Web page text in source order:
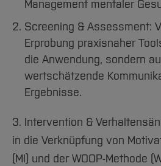
Management mentaler
Screening & Assessment:
Erprobung praxisnaher
die Anwendung, sondern
wertschätzende
Ergebnisse.
3. Intervention &
in die Verknüpfung von
(MI) und der WOOP-Methode